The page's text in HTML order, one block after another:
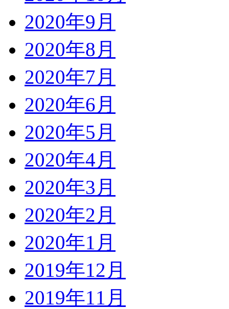
2020年9月
2020年8月
2020年7月
2020年6月
2020年5月
2020年4月
2020年3月
2020年2月
2020年1月
2019年12月
2019年11月